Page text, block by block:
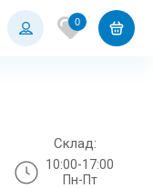
0
Склад:
10:00-17:00
Пн-Пт